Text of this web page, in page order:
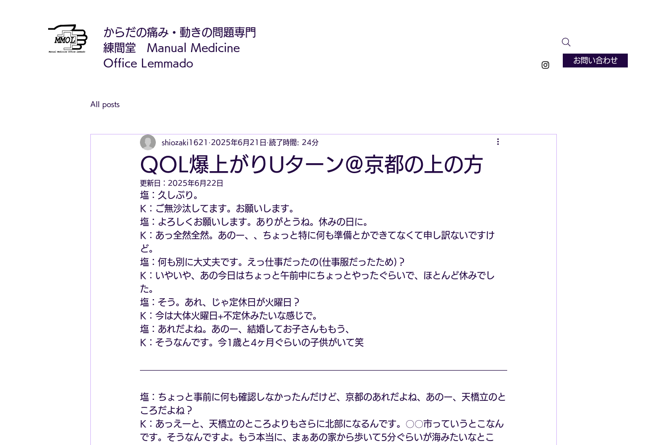
からだの痛み・動きの問題専門
練間堂 Manual Medicine
Office Lemmado
お問い合わせ
All posts
QOL爆上がりUターン＠京都の上の方
shiozaki1621 2025年6月21日 読了時間: 24分
更新日： 2025年6月22日
塩：久しぶり。
K：ご無沙汰してます。お願いします。
塩：よろしくお願いします。ありがとうね。休みの日に。
K：あっ全然全然。あのー、、ちょっと特に何も準備とかできてなくて申し訳ないですけ
ど。
塩：何も別に大丈夫です。えっ仕事だったの(仕事服だったため)？
K：いやいや、あの今日はちょっと午前中にちょっとやったぐらいで、ほとんど休みでし
た。
塩：そう。あれ、じゃ定休日が火曜日？
K：今は大体火曜日+不定休みたいな感じで。
塩：あれだよね。あのー、結婚してお子さんももう、
K：そうなんです。今1歳と4ヶ月ぐらいの子供がいて笑
塩：ちょっと事前に何も確認しなかったんだけど、京都のあれだよね、あのー、天橋立のと
ころだよね？
K：あっえーと、天橋立のところよりもさらに北部になるんです。〇〇市っていうとこなん
です。そうなんですよ。もう本当に、まぁあの家から歩いて5分ぐらいが海みたいなとこ